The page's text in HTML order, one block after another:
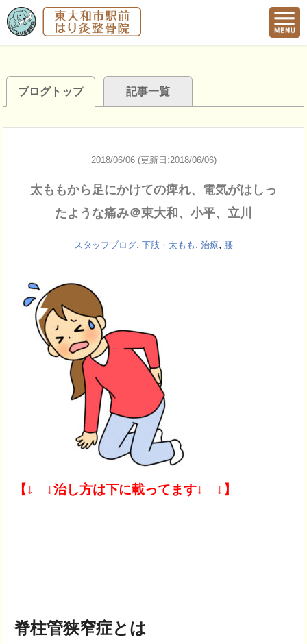
ブログトップ 記事一覧
2018/06/06 (更新日:2018/06/06)
太ももから足にかけての痺れ、電気がはしっ
たような痛み＠東大和、小平、立川
スタッフブログ, 下肢・太もも , 治療, 腰
【↓ ↓治し方は下に載ってます↓ ↓】
脊柱管狭窄症とは